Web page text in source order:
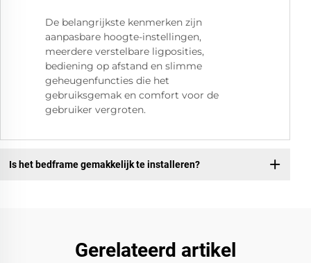
De belangrijkste kenmerken zijn
aanpasbare hoogte-instellingen,
meerdere verstelbare ligposities,
bediening op afstand en slimme
geheugenfuncties die het
gebruiksgemak en comfort voor de
gebruiker vergroten.
Is het bedframe gemakkelijk te installeren?
Gerelateerd artikel